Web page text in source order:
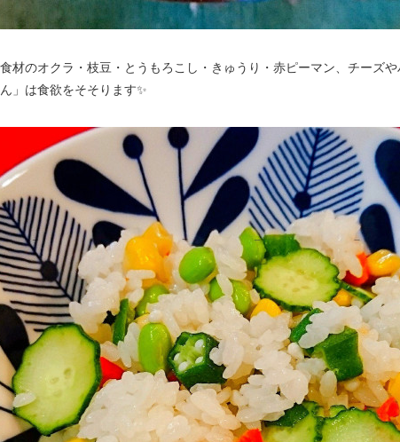
材のオクラ・枝豆・とうもろこし・きゅうり・赤ピーマン、チーズ
」は食欲をそそります✨